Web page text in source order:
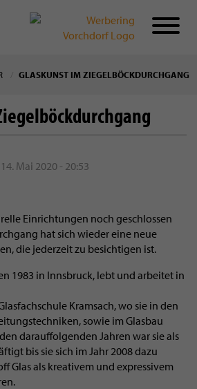
GLASKUNST IM ZIEGELBÖCKDURCHGANG
14. Mai 2020 - 20:53
Einrichtungen noch geschlossen
hat sich wieder eine neue
die jederzeit zu besichtigen ist.
1983 in Innsbruck, lebt und arbeitet in
Kramsach, wo sie in den
sowie im Glasbau
darauffolgenden Jahren war sie als
bis sie sich im Jahr 2008 dazu
Glas als kreativem und expressivem